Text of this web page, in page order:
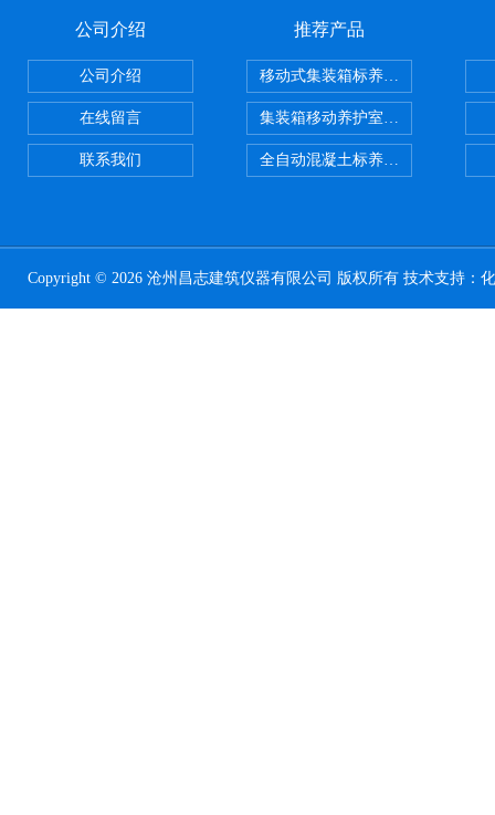
公司介绍
公司介绍
在线留言
联系我们
推荐产品
移动式集装箱标养室 养护室设备
集装箱移动养护室 标养室
全自动混凝土标养室恒温恒湿设备
Copyright © 2026 沧州昌志建筑仪器有限公司 版权所有 技术支持：